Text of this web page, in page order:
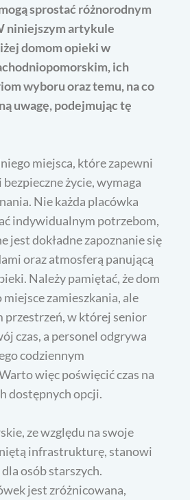
sprostać różnorodnym
niniejszym artykule
domom opieki w
ich
wyboru oraz temu, na co
uwagę, podejmując tę
miejsca, które zapewni
życie, wymaga
Nie każda placówka
indywidualnym potrzebom,
jest dokładne zapoznanie się
oraz atmosferą panującą
Należy pamiętać, że dom
zamieszkania, ale
przestrzeń, w której senior
czas, a personel odgrywa
codziennym
więc poświęcić czas na
dostępnych opcji.
ze względu na swoje
infrastrukturę, stanowi
osób starszych.
jest zróżnicowana,